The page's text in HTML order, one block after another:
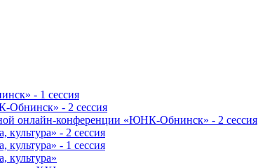
- 1 сессия
Обнинск» - 2 сессия
онлайн-конференции «ЮНК-Обнинск» - 2 сессия
- 2 сессия
- 1 сессия
культура»